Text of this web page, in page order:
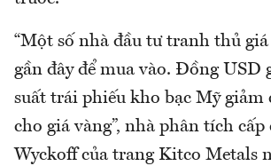
“Một số nhà đầu tư tranh thủ
gần đây để mua vào. Đồng USD
suất trái phiếu kho bạc Mỹ giảm
cho giá vàng”, nhà phân tích cấp
Wyckoff của trang Kitco Metals